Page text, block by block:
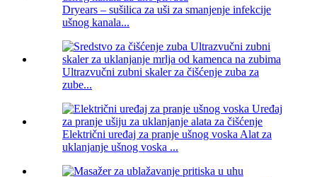
Dryears – sušilica za uši za smanjenje infekcije
ušnog kanala...
Ultrazvučni zubni skaler za čišćenje zuba za
zube...
Električni uređaj za pranje ušnog voska Alat za
uklanjanje ušnog voska ...